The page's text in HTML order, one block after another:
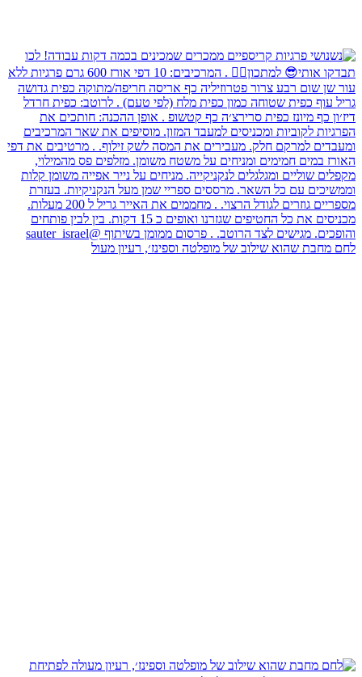
לחם מחבת שהוא שילוב של מופלטה וספינז׳, רעיון מעול